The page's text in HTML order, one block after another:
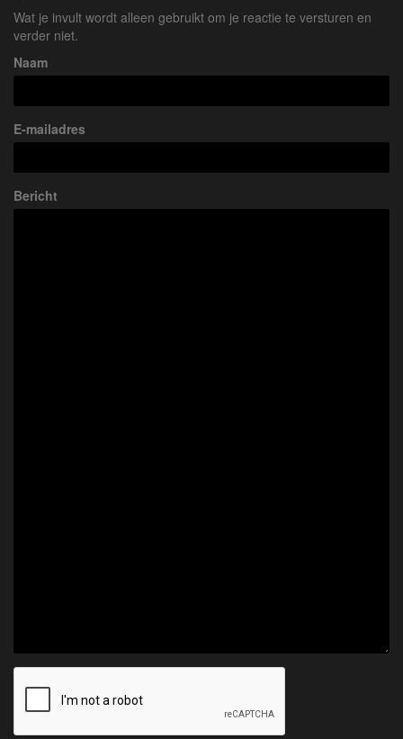
Wat je invult wordt alleen gebruikt om je reactie te versturen en
verder niet.
Naam
E-mailadres
Bericht